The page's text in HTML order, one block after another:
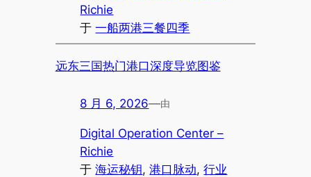
Richie
于一船两港三餐四季
远东三国热门港口深度导览图鉴
8 月 6, 2026—由
Digital Operation Center –
Richie
于海运秘钥, 港口脉动, 行业